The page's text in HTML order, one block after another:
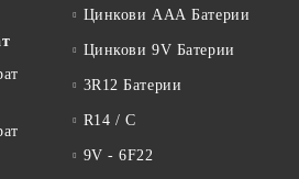
Цинкови ААА Батерии
Цинкови 9V Батерии
3R12 Батерии
R14 / C
9V - 6F22